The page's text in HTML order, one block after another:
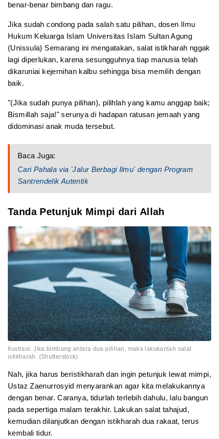
benar-benar bimbang dan ragu.
Jika sudah condong pada salah satu pilihan, dosen Ilmu
Hukum Keluarga Islam Universitas Islam Sultan Agung
(Unissula) Semarang ini mengatakan, salat istikharah nggak
lagi diperlukan, karena sesungguhnya tiap manusia telah
dikaruniai kejernihan kalbu sehingga bisa memilih dengan
baik.
"(Jika sudah punya pilihan), pilihlah yang kamu anggap baik;
Bismillah saja!" serunya di hadapan ratusan jemaah yang
didominasi anak muda tersebut.
Baca Juga:
Cari Pahala via 'Jalur Berbagi Ilmu' dengan Program
Santrendelik Autentik
Tanda Petunjuk Mimpi dari Allah
Ilustrasi: Jika bimbang antara dua pilihan, maka lakukanlah salat
istikharah. (Shutterstock)
Nah, jika harus beristikharah dan ingin petunjuk lewat mimpi,
Ustaz Zaenurrosyid menyarankan agar kita melakukannya
dengan benar. Caranya, tidurlah terlebih dahulu, lalu bangun
pada sepertiga malam terakhir. Lakukan salat tahajud,
kemudian dilanjutkan dengan istikharah dua rakaat, terus
kembali tidur.